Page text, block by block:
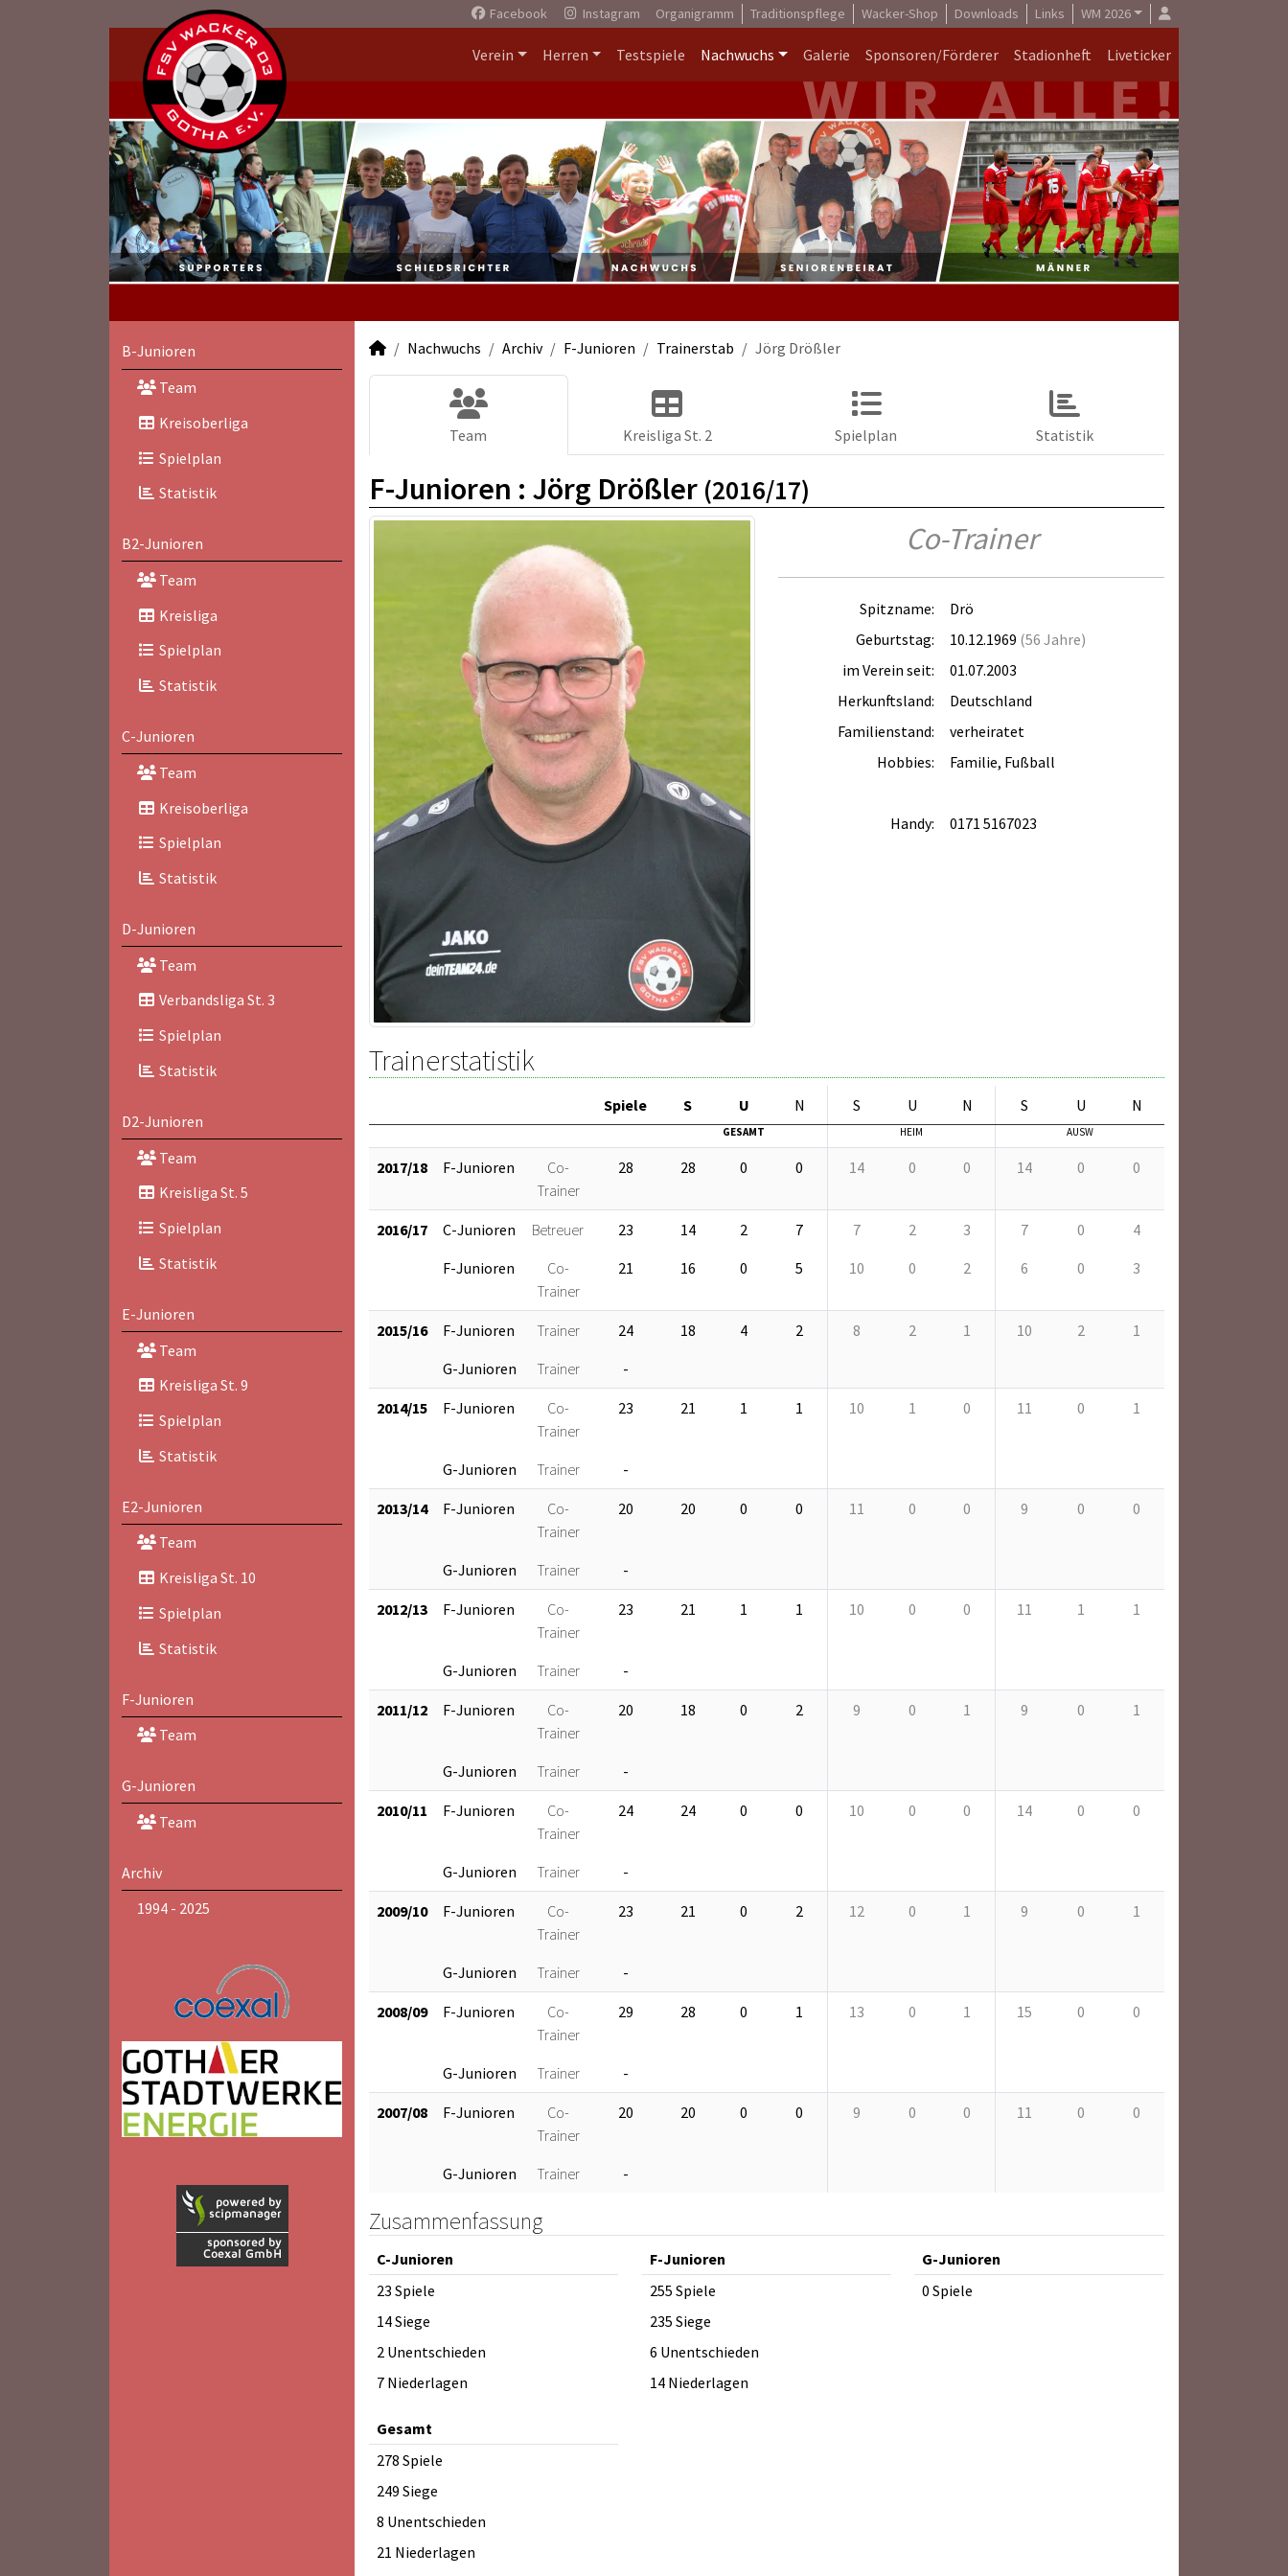
Facebook Instagram Organigramm Traditionspflege Wacker-Shop Downloads Links WM 2026
Verein Herren Testspiele Nachwuchs Galerie Sponsoren/Förderer Stadionheft Liveticker
B-Junioren
Team
Kreisoberliga
Spielplan
Statistik
B2-Junioren
Team
Kreisliga
Spielplan
Statistik
C-Junioren
Team
Kreisoberliga
Spielplan
Statistik
D-Junioren
Team
Verbandsliga St. 3
Spielplan
Statistik
D2-Junioren
Team
Kreisliga St. 5
Spielplan
Statistik
E-Junioren
Team
Kreisliga St. 9
Spielplan
Statistik
E2-Junioren
Team
Kreisliga St. 10
Spielplan
Statistik
F-Junioren
Team
G-Junioren
Team
Archiv
1994 - 2025
Nachwuchs Archiv F-Junioren Trainerstab Jörg Drößler
Team Kreisliga St. 2 Spielplan Statistik
F-Junioren : Jörg Drößler (2016/17)
Co-Trainer
Spitzname:
Drö
Geburtstag:
10.12.1969 (56 Jahre)
im Verein seit:
01.07.2003
Herkunftsland:
Deutschland
Familienstand:
verheiratet
Hobbies:
Familie, Fußball
Handy: 0171 5167023
Trainerstatistik
Spiele S U N S U N S U N
GESAMT HEIM AUSW
2017/18 F-Junioren
Co-
Trainer
28 28 0 0 14 0 0 14 0 0
2016/17 C-Junioren Betreuer 23 14 2 7 7 2 3 7 0
4
F-Junioren
Co-
Trainer
21 16 0 5 10 0 2 6 0 3
2015/16 F-Junioren Trainer 24 18 4 2 8 2 1 10 2
1
G-Junioren
Trainer -
2014/15 F-Junioren
Co-
Trainer
23 21 1 1 10 1 0 11 0 1
G-Junioren Trainer -
2013/14 F-Junioren
Co-
Trainer
20 20 0 0 11 0 0 9 0 0
G-Junioren Trainer -
2012/13 F-Junioren
Co-
Trainer
23 21 1 1 10 0 0 11 1 1
G-Junioren Trainer -
2011/12 F-Junioren
Co-
Trainer
20 18 0 2 9 0 1 9 0 1
G-Junioren Trainer -
2010/11 F-Junioren
Co-
Trainer
24 24 0 0 10 0 0 14 0 0
G-Junioren Trainer -
2009/10 F-Junioren
Co-
Trainer
23 21 0 2 12 0 1 9 0 1
G-Junioren Trainer -
2008/09 F-Junioren
Co-
Trainer
29 28 0 1 13 0 1 15 0 0
G-Junioren Trainer -
2007/08 F-Junioren
Co-
Trainer
20 20 0 0 9 0 0 11 0 0
G-Junioren Trainer -
Zusammenfassung
C-Junioren
23 Spiele
14 Siege
2 Unentschieden
7 Niederlagen
F-Junioren
255 Spiele
235 Siege
6 Unentschieden
14 Niederlagen
G-Junioren
0 Spiele
Gesamt
278 Spiele
249 Siege
8 Unentschieden
21 Niederlagen